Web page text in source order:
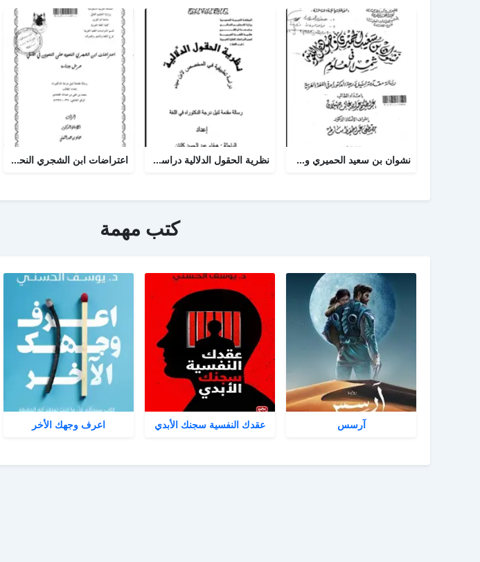
نشوان بن سعيد الحميري وجهوده اللغوية في شمس العلوم نظرية الحقول الدلالية دراسة تطبيقية في المخصص لإبن سيده اعتراضات ابن الشجري النحوية على النحويين في الامالي عرض ودراسة
كتب مهمة
آرسس عقدك النفسية سجنك الأبدي اعرف وجهك الأخر